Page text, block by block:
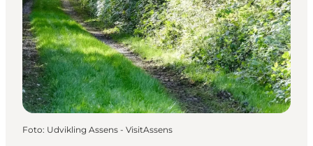
Foto: Udvikling Assens - VisitAssens